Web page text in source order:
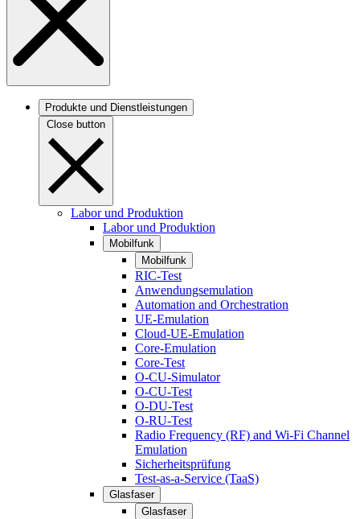
Produkte und Dienstleistungen
Close button
Labor und Produktion
Labor und Produktion
Mobilfunk
Mobilfunk
RIC-Test
Anwendungsemulation
Automation and Orchestration
UE-Emulation
Cloud-UE-Emulation
Core-Emulation
Core-Test
O-CU-Simulator
O-CU-Test
O-DU-Test
O-RU-Test
Radio Frequency (RF) and Wi-Fi Channel
Emulation
Sicherheitsprüfung
Test-as-a-Service (TaaS)
Glasfaser
Glasfaser